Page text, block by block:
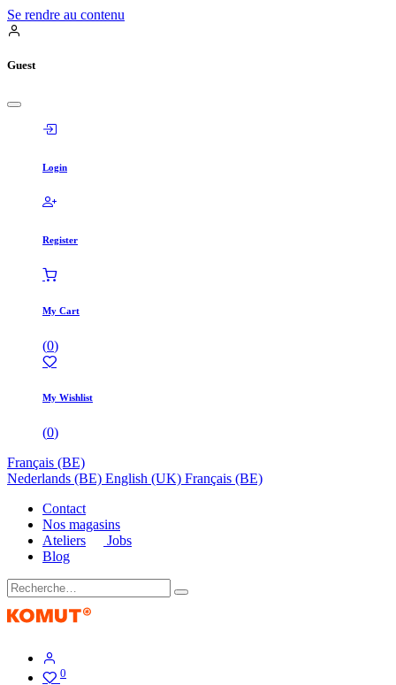
Se rendre au contenu
Guest
Login
Register
My Cart
(0)
My Wishlist
(0)
Français (BE)
Nederlands (BE) English (UK) Français (BE)
Contact
Nos magasins
Ateliers
Jobs
Blog
0